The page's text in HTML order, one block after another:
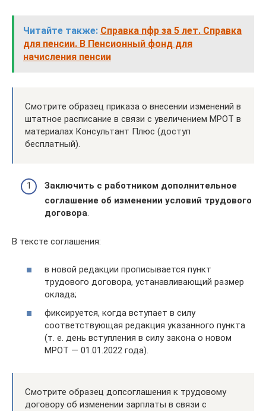
Читайте также: Справка пфр за 5 лет. Справка
для пенсии. В Пенсионный фонд для
начисления пенсии
Смотрите образец приказа о внесении изменений в
штатное расписание в связи с увеличением МРОТ в
материалах Консультант Плюс (доступ
бесплатный).
Заключить с работником дополнительное
соглашение об изменении условий трудового
договора.
В тексте соглашения:
в новой редакции прописывается пункт
трудового договора, устанавливающий размер
оклада;
фиксируется, когда вступает в силу
соответствующая редакция указанного пункта
(т. е. день вступления в силу закона о новом
МРОТ — 01.01.2022 года).
Смотрите образец допсоглашения к трудовому
договору об изменении зарплаты в связи с